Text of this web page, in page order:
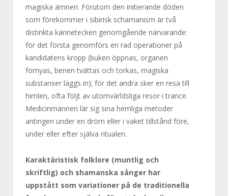
magiska ämnen. Förutom den initierande döden
som förekommer i sibirisk schamanism är två
distinkta kännetecken genomgående närvarande:
för det första genomförs en rad operationer på
kandidatens kropp (buken öppnas, organen
förnyas, benen tvättas och torkas, magiska
substanser läggs in); för det andra sker en resa till
himlen, ofta följt av utomvärldsliga resor i trance.
Medicinmännen lär sig sina hemliga metoder
antingen under en dröm eller i vaket tillstånd före,
under eller efter själva ritualen.
Karaktäristisk folklore (muntlig och
skriftlig) och shamanska sånger har
uppstått som variationer på de traditionella